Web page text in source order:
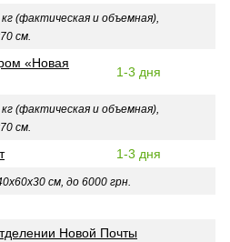
(фактическая и объемная),
см.
«Новая
1-3 дня
(фактическая и объемная),
см.
1-3 дня
см, до 6000 грн.
Новой Почты